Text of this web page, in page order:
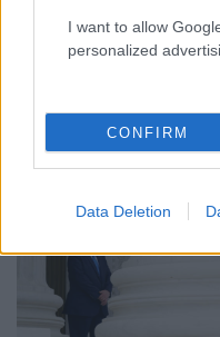
I want to allow
personalized
CONFIRM
Data Deletion
Μεσαίωνας! Η
για Ανώτατη
από το Handmaid’s